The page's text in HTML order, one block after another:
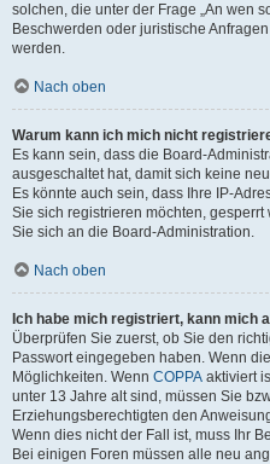
solchen, die unter der Frage „An wen
Beschwerden oder juristische
werden.
Nach oben
Warum kann ich mich nicht
Es kann sein, dass die Board-
ausgeschaltet hat, damit sich keine
Es könnte auch sein, dass Ihre IP-
Sie sich registrieren möchten,
Sie sich an die Board-Administration.
Nach oben
Ich habe mich registriert, kann mich
Überprüfen Sie zuerst, ob Sie den
Passwort eingegeben haben. Wenn
Möglichkeiten. Wenn COPPA aktiviert
unter 13 Jahre alt sind, müssen Sie
Erziehungsberechtigten den
Wenn dies nicht der Fall ist, muss Ihr
Bei einigen Foren müssen alle neu